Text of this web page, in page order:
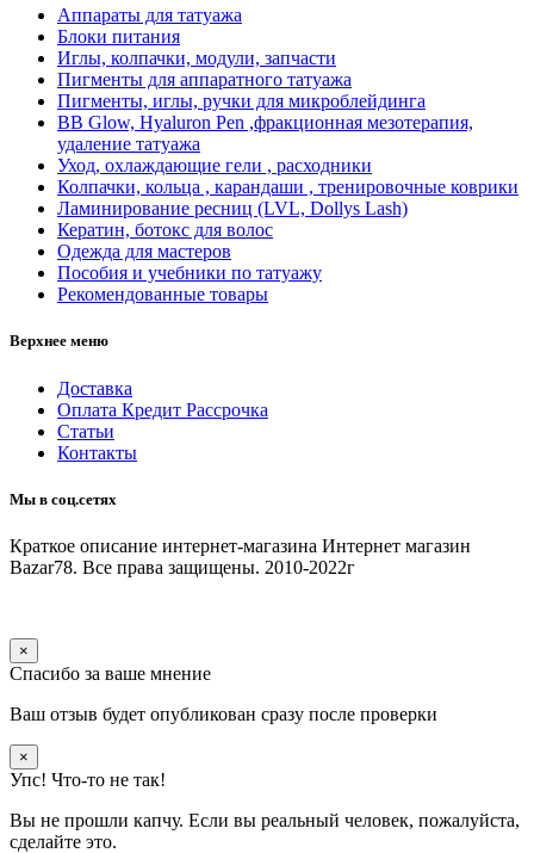
Аппараты для татуажа
Блоки питания
Иглы, колпачки, модули, запчасти
Пигменты для аппаратного татуажа
Пигменты, иглы, ручки для микроблейдинга
BB Glow, Hyaluron Pen ,фракционная мезотерапия,
удаление татуажа
Уход, охлаждающие гели , расходники
Колпачки, кольца , карандаши , тренировочные коврики
Ламинирование ресниц (LVL, Dollys Lash)
Кератин, ботокс для волос
Одежда для мастеров
Пособия и учебники по татуажу
Рекомендованные товары
Верхнее меню
Доставка
Оплата Кредит Рассрочка
Статьи
Контакты
Мы в соц.сетях
Краткое описание интернет-магазина Интернет магазин
Bazar78. Все права защищены. 2010-2022г
×
Спасибо за ваше мнение
Ваш отзыв будет опубликован сразу после проверки
×
Упс! Что-то не так!
Вы не прошли капчу. Если вы реальный человек, пожалуйста,
сделайте это.